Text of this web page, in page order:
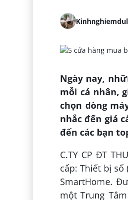
Ngày nay,
mỗi cá nhân,
chọn dòng
nhắc đến giá
đến các bạn
C.TY CP ĐT
cấp: Thiết bị số
SmartHome.
một Trung